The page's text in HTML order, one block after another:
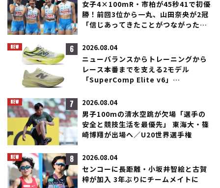
女子4×100mR・市柏が45秒41で初優
勝！前回3位から一丸、山田奈央が2冠
「信じあってきたことがつながった」
6 2026.08.04
ニューバランスからトレーニングから
レース本番までを支える2モデル
「SuperComp Elite v6」
7 2026.08.04
男子100mの清水空跳が欠場「選手の
安全と競技生活を最優先」 東海大・篠
崎博翔が出場へ／U20世界選手権
8 2026.08.04
センコーに長距離・小坂井智絵と古賀
梓が加入 3年ぶりにチームメイトに